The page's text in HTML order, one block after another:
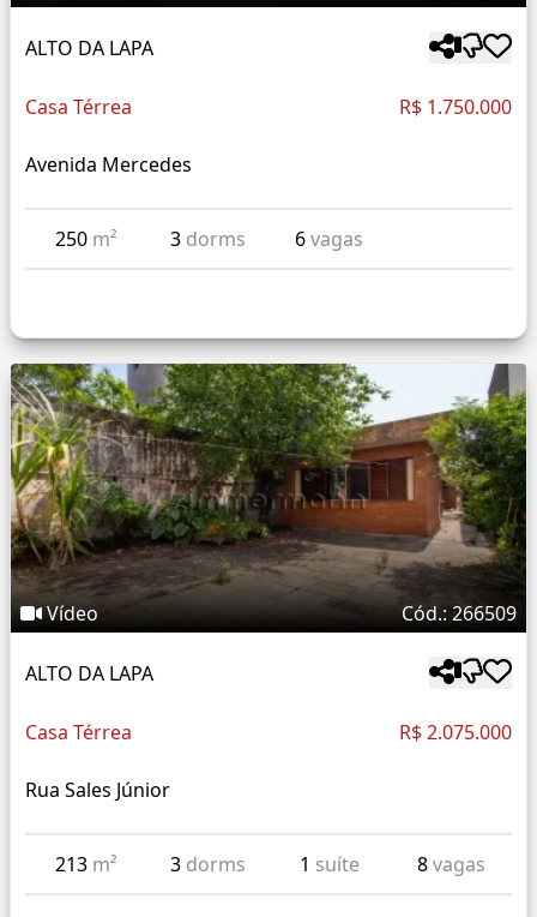
ALTO DA LAPA
Casa Térrea R$ 1.750.000
Avenida Mercedes
250 m² 3 dorms 6vagas
Vídeo Cód.: 266509
ALTO DA LAPA
Casa Térrea R$ 2.075.000
Rua Sales Júnior
213 m² 3 dorms 1 suíte 8vagas